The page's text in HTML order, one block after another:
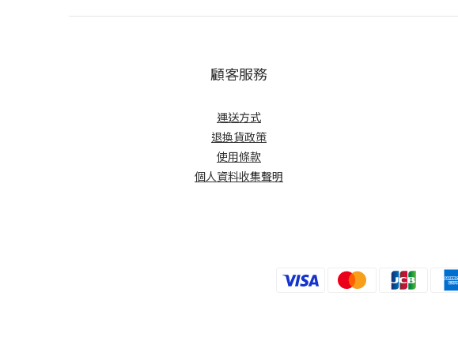
顧客服務
運送方式
退換貨政策
使用條款
個人資料收集聲明